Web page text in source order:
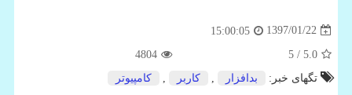
1397/01/22
15:00:05
5.0
/ 5
4804
تگهای خبر:
بدافزار كاربر كامپیوتر